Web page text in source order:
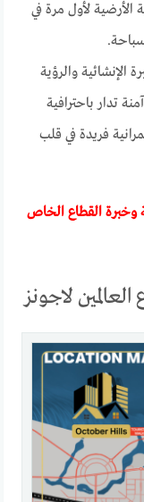
الأرضية لأول مرة في
الإنشائية والرؤية
تدار باحترافية
فريدة في قلب
وخبرة القطاع الخاص
لاجونز